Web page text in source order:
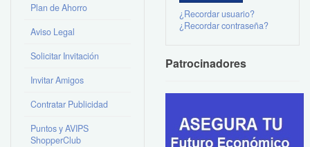
Plan de Ahorro
Aviso Legal
Solicitar Invitación
Invitar Amigos
Contratar Publicidad
Puntos y AVIPS
ShopperClub
¿Recordar usuario?
¿Recordar contraseña?
Patrocinadores